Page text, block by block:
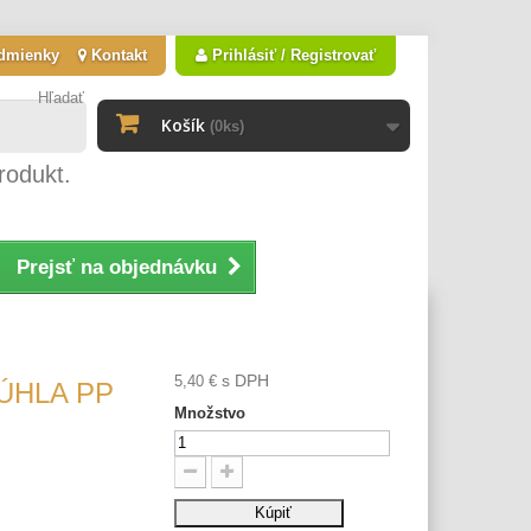
Prihlásiť / Registrovať
Kontakt
Hľadať
Košík (0ks)
Prejsť na objednávku
PP
5,40 € s DPH
Množstvo
Kúpiť